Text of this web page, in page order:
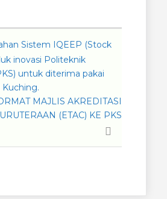
Sistem IQEEP (Stock
inovasi Politeknik
untuk diterima pakai
MAJLIS AKREDITASI
(ETAC) KE PKS